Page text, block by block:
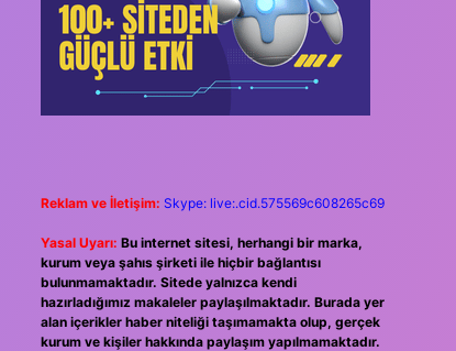
Reklam ve İletişim: Skype: live:.cid.575569c608265c69
Yasal Uyarı: Bu internet sitesi, herhangi bir marka,
kurum veya şahıs şirketi ile hiçbir bağlantısı
bulunmamaktadır. Sitede yalnızca kendi
hazırladığımız makaleler paylaşılmaktadır. Burada yer
alan içerikler haber niteliği taşımamakta olup, gerçek
kurum ve kişiler hakkında paylaşım yapılmamaktadır.